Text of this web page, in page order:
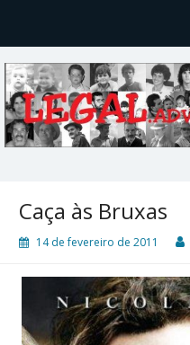
Caça às Bruxas
14 de fevereiro de 2011